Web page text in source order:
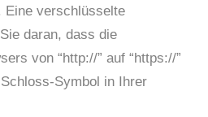
Eine verschlüsselte
daran, dass die
von “http://” auf “https://”
Symbol in Ihrer